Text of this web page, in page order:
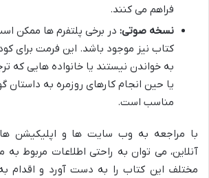
فراهم می کنند.
نسخه صوتی: در برخی پلتفرم ها ممکن
کتاب نیز موجود باشد. این فرمت برای
به خواندن نیستند یا خانواده هایی که
یا حین انجام کارهای روزمره به داستان
مناسب است.
با مراجعه به وب سایت ها و اپلیکیشن
آنلاین، می توان به راحتی اطلاعات مربوط
مختلف این کتاب را به دست آورد و اقدام